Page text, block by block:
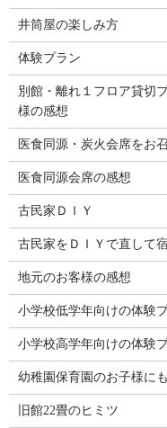
井筒屋の楽しみ方
体験プラン
別館・離れ１フロア貸切
様の感想
医食同源・炭火会席をお
医食同源会席の感想
古民家ＤＩＹ
古民家をＤＩＹで直して
地元のお客様の感想
小学校低学年向けの体験
小学校高学年向けの体験
幼稚園保育園のお子様に
旧館22畳のヒミツ